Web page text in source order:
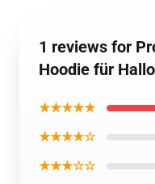
1 reviews for
Hoodie für
★★★★★
★★★★☆
★★★☆☆